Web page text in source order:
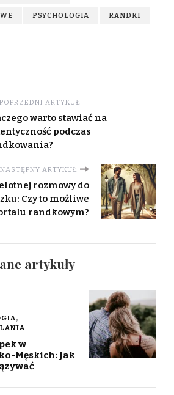
PSYCHOLOGIA RANDKI
POPRZEDNI ARTYKUŁ
warto stawiać na
podczas
NASTĘPNY ARTYKUŁ
rozmowy do
Czy to możliwe
randkowym?
artykuły
w
Męskich: Jak